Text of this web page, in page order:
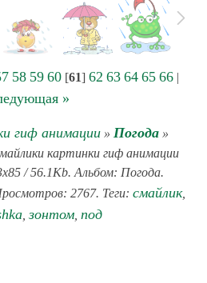
58 59 60[61] 62 63 64 65 66|
»
гиф анимации » Погода »
картинки гиф анимации
/ 56.1Kb. Альбом: Погода.
2767. Теги: смайлик,
,зонтом под